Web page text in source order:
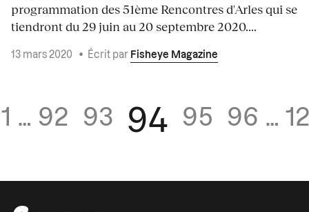
programmation des 51ème Rencontres d'Arles qui se
tiendront du 29 juin au 20 septembre 2020....
13 mars 2020 • Écrit par Fisheye Magazine
… 92 93 94 95 96 …